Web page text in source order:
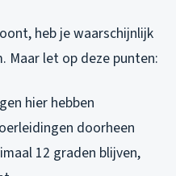
heb je waarschijnlijk
Maar let op deze punten:
hier hebben
doorheen
12 graden blijven,